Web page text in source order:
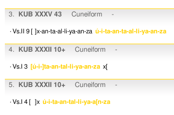
3. KUB XXXV 43 Cuneiform -
· Vs.II 9 [ ]x-an-ta-al-li-ya-an-za ú-i-ta-an-ta-al-li-ya-an-za
4. KUB XXXII 10+ Cuneiform -
· Vs.I 3 [ú-i-]ta-an-tal-li-ya-an-za x[
5. KUB XXXII 10+ Cuneiform -
· Vs.I 4 [ ]x ú-i-ta-an-tal-li-ya-a[n-za